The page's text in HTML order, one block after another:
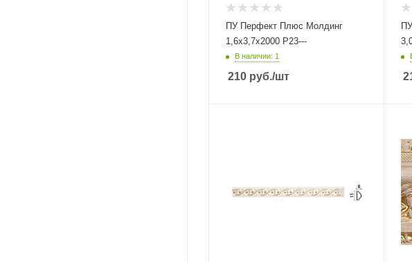
ПУ Перфект Плюс Молдинг
1,6х3,7х2000 Р23---
В наличии: 1
210 руб./шт